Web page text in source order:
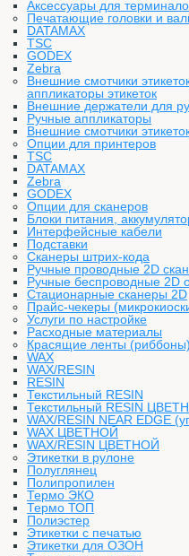
Аксессуары для
Печатающие головки и
DATAMAX
TSC
GODEX
Zebra
Внешние смотчики
аппликаторы этикеток
Внешние держатели для
Ручные аппликаторы
Внешние смотчики
Опции для принтеров
TSC
DATAMAX
Zebra
GODEX
Опции для сканеров
Блоки питания,
Интерфейсные кабели
Подставки
Сканеры штрих-кода
Ручные проводные 2D
Ручные беспроводные 2D
Стационарные сканеры 2D
Прайс-чекеры
Услуги по настройке
Расходные материалы
Красящие ленты (риббоны)
WAX
WAX/RESIN
RESIN
Текстильный RESIN
Текстильный RESIN
WAX/RESIN NEAR EDGE
WAX ЦВЕТНОЙ
WAX/RESIN ЦВЕТНОЙ
Этикетки в рулоне
Полуглянец
Полипропилен
Термо ЭКО
Термо ТОП
Полиэстер
Этикетки с печатью
Этикетки для ОЗОН